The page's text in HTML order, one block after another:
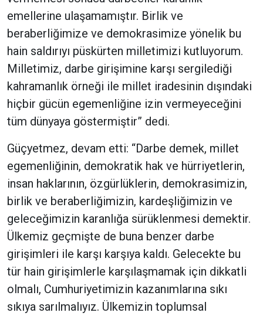
emellerine ulaşamamıştır. Birlik ve
beraberliğimize ve demokrasimize yönelik bu
hain saldırıyı püskürten milletimizi kutluyorum.
Milletimiz, darbe girişimine karşı sergilediği
kahramanlık örneği ile millet iradesinin dışındaki
hiçbir gücün egemenliğine izin vermeyeceğini
tüm dünyaya göstermiştir” dedi.
Güçyetmez, devam etti: “Darbe demek, millet
egemenliğinin, demokratik hak ve hürriyetlerin,
insan haklarının, özgürlüklerin, demokrasimizin,
birlik ve beraberliğimizin, kardeşliğimizin ve
geleceğimizin karanlığa sürüklenmesi demektir.
Ülkemiz geçmişte de buna benzer darbe
girişimleri ile karşı karşıya kaldı. Gelecekte bu
tür hain girişimlerle karşılaşmamak için dikkatli
olmalı, Cumhuriyetimizin kazanımlarına sıkı
sıkıya sarılmalıyız. Ülkemizin toplumsal